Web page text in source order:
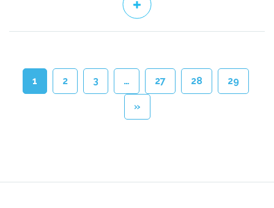
1 2 3 … 27 28 29
»